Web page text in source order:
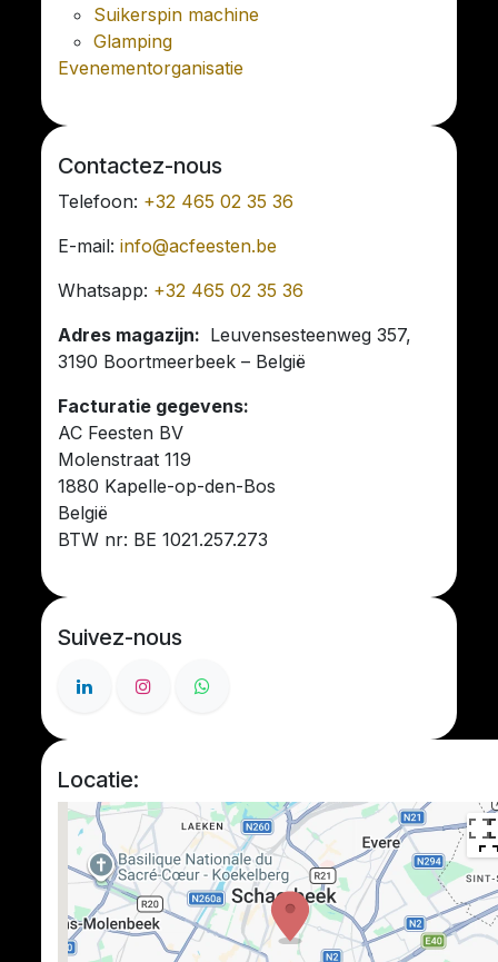
Suikerspin machine
Glamping
Evenementorganisatie
Contactez-nous
Telefoon: +32 465 02 35 36
E-mail:info@acfeesten.be
Whatsapp: +32 465 02 35 36
Adres magazijn: Leuvensesteenweg 357,
3190 Boortmeerbeek – België
Facturatie gegevens:
AC Feesten BV
Molenstraat 119
1880 Kapelle-op-den-Bos
België
BTW nr: BE 1021.257.273
Suivez-nous
Locatie: